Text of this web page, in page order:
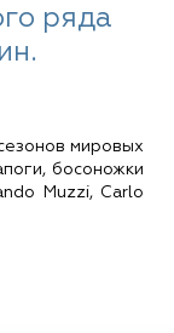
ряда
мировых
босоножки
Muzzi, Carlo